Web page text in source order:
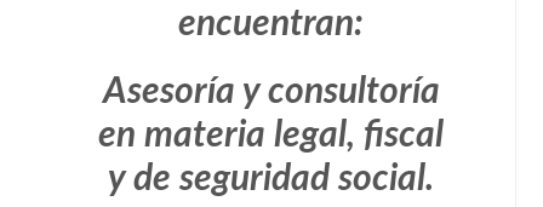
encuentran:
Asesoría y consultoría
en materia legal, fiscal
y de seguridad social.